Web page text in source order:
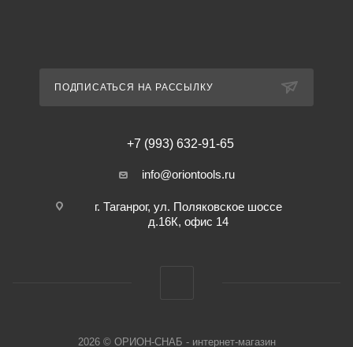
ПОДПИСАТЬСЯ НА РАССЫЛКУ
+7 (993) 632-91-65
info@oriontools.ru
г. Таганрог, ул. Поляковское шоссе
д.16К, офис 14
2026 © ОРИОН-СНАБ - интернет-магазин